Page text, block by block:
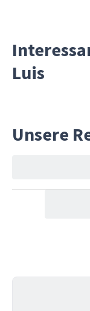
Luis
Unsere